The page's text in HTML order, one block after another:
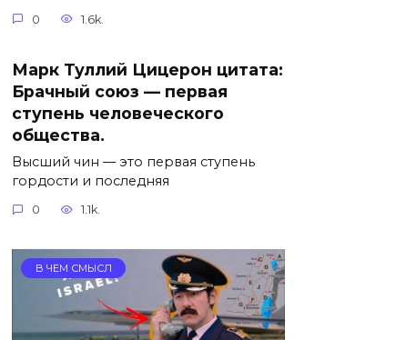
0 1.6k.
Марк Туллий Цицерон цитата:
Брачный союз — первая
ступень человеческого
общества.
Высший чин — это первая ступень
гордости и последняя
0 1.1k.
В ЧЕМ СМЫСЛ